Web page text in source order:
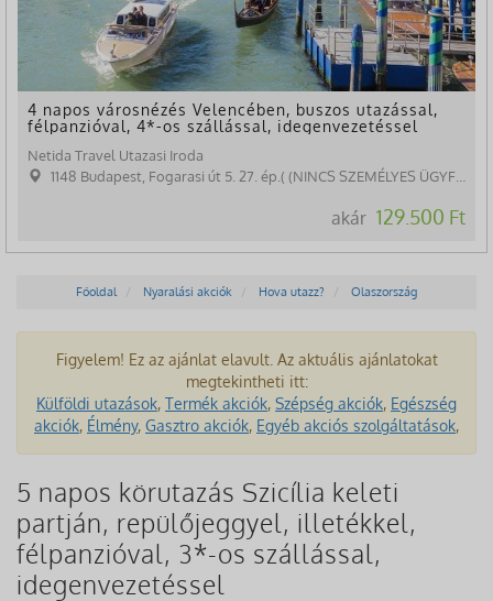
4 napos városnézés Velencében, buszos utazással,
félpanzióval, 4*-os szállással, idegenvezetéssel
Netida Travel Utazasi Iroda
1148 Budapest, Fogarasi út 5. 27. ép.( (NINCS SZEMÉLYES ÜGYFÉLFOGADÁS)
akár 129.500 Ft
Főoldal Nyaralási akciók Hova utazz? Olaszország
Figyelem! Ez az ajánlat elavult. Az aktuális ajánlatokat
megtekintheti itt:
Külföldi utazások, Termék akciók, Szépség akciók, Egészség
akciók, Élmény, Gasztro akciók, Egyéb akciós szolgáltatások,
5 napos körutazás Szicília keleti
partján, repülőjeggyel, illetékkel,
félpanzióval, 3*-os szállással,
idegenvezetéssel